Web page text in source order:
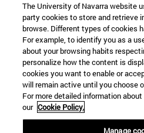
The University of Navarra website
party cookies to store and retrieve
browse. Different types of cookies
For example, to identify you as a
about your browsing habits
personalize how the content is
cookies you want to enable or
will remain active until you choose
For more detailed information
our Cookie Policy.
Manage